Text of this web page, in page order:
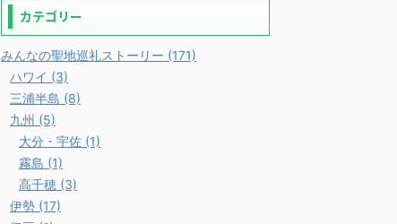
カテゴリー
みんなの聖地巡礼ストーリー (171)
ハワイ (3)
三浦半島 (8)
九州 (5)
大分・宇佐 (1)
霧島 (1)
高千穂 (3)
伊勢 (17)